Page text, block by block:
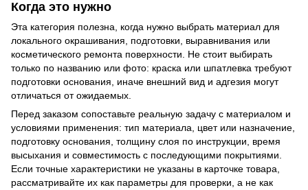
Когда это нужно
Эта категория полезна, когда нужно выбрать материал для
локального окрашивания, подготовки, выравнивания или
косметического ремонта поверхности. Не стоит выбирать
только по названию или фото: краска или шпатлевка требуют
подготовки основания, иначе внешний вид и адгезия могут
отличаться от ожидаемых.
Перед заказом сопоставьте реальную задачу с материалом и
условиями применения: тип материала, цвет или назначение,
подготовку основания, толщину слоя по инструкции, время
высыхания и совместимость с последующими покрытиями.
Если точные характеристики не указаны в карточке товара,
рассматривайте их как параметры для проверки, а не как